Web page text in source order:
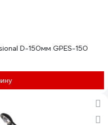
D-150мм GPES-150